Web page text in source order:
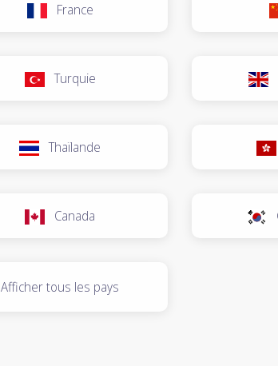
France
Turquie
Thaïlande
Canada
Afficher tous les pays